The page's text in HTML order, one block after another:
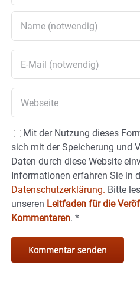
Mit der Nutzung dieses
sich mit der Speicherung und
Daten durch diese Website
Informationen erfahren Sie in
Datenschutzerklärung. Bitte
unseren Leitfaden für die
Kommentaren. *